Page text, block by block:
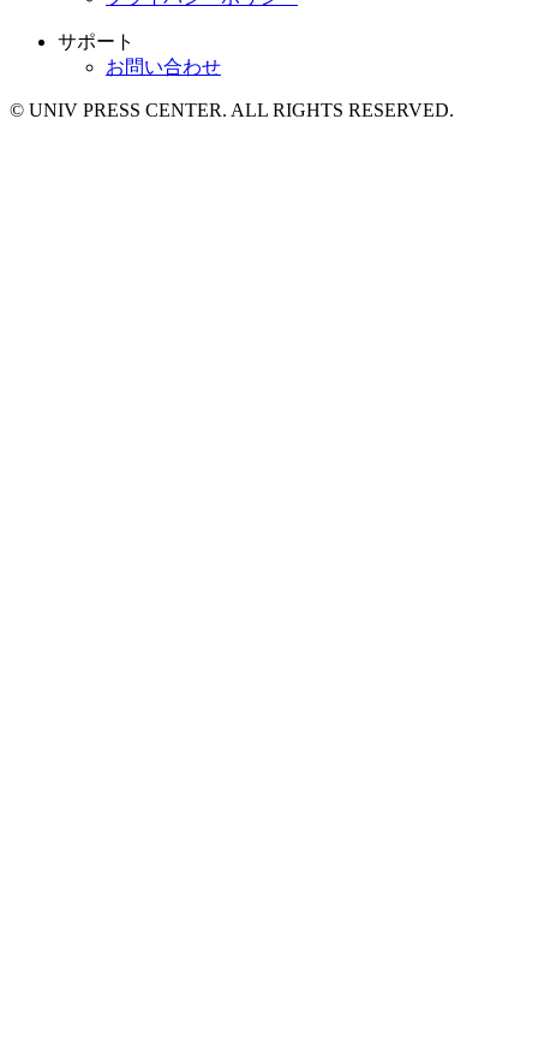
サポート
お問い合わせ
© UNIV PRESS CENTER. ALL RIGHTS RESERVED.